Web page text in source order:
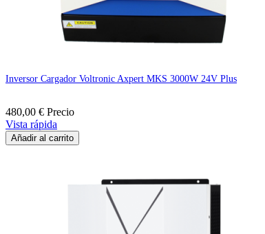
Inversor Cargador Voltronic Axpert MKS 3000W 24V Plus
480,00 € Precio
Vista rápida
Añadir al carrito